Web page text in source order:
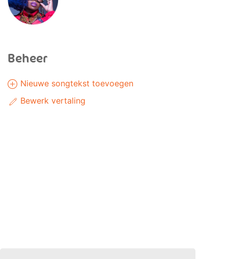
Beheer
Nieuwe songtekst toevoegen
Bewerk vertaling